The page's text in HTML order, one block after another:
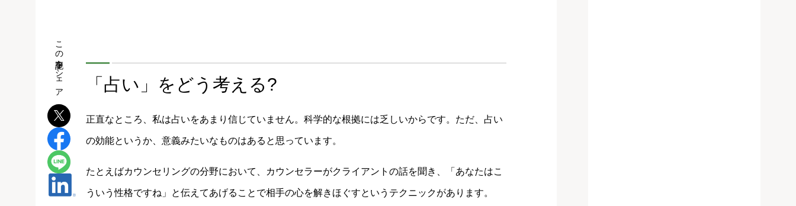
「占い」をどう考える?
正直なところ、私は占いをあまり信じていません。科学的な根拠には乏しいからです。ただ、占い
の効能というか、意義みたいなものはあると思っています。
たとえばカウンセリングの分野において、カウンセラーがクライアントの話を聞き、「あなたはこ
ういう性格ですね」と伝えてあげることで相手の心を解きほぐすというテクニックがあります。
この記事をシェア